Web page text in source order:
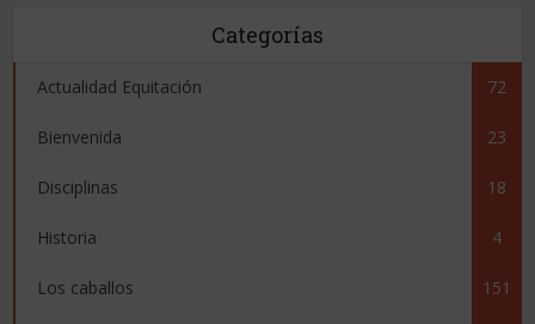
Categorías
Actualidad Equitación 72
Bienvenida 23
Disciplinas 18
Historia 4
Los caballos 151